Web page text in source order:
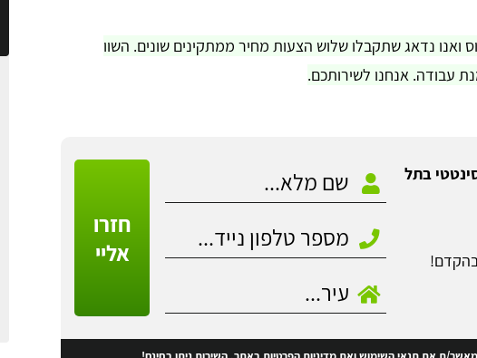
ואנו נדאג שתקבלו שלוש הצעות מחיר ממתקינים שונים. השוו
עבודה. אנחנו לשירותכם.
בתל
בהקדם!
חזרו
אליי